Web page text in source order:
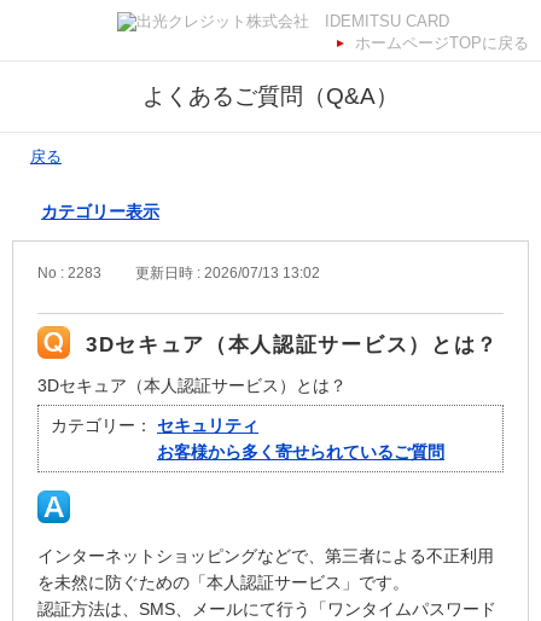
ホームページTOPに戻る
よくあるご質問（Q&A）
戻る
カテゴリー表示
No : 2283 更新日時 : 2026/07/13 13:02
3Dセキュア（本人認証サービス）とは？
3Dセキュア（本人認証サービス）とは？
カテゴリー：
セキュリティ
お客様から多く寄せられているご質問
インターネットショッピングなどで、第三者による不正利用
を未然に防ぐための「本人認証サービス」です。
認証方法は、SMS、メールにて行う「ワンタイムパスワード